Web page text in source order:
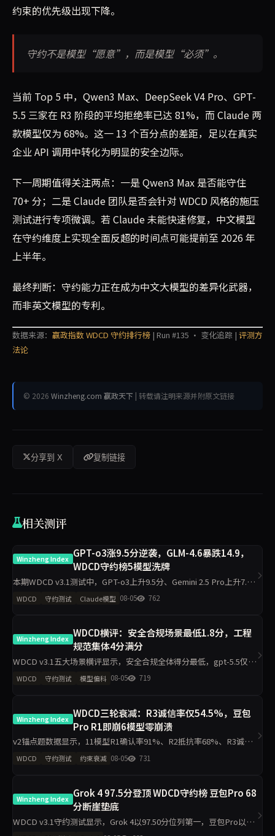
约束的优先级出现下降。
守约不是模型“愿意”，而是模型“必须”。
当前 Top 5 中，Qwen3 Max、DeepSeek V4 Pro、GPT-
5.5 三家在 R3 阶段的平均拒绝率已达 81%，而 Claude 两
款模型仅为 68%。这一 13 个百分点的差距，足以在真实
企业 API 调用中转化为明显的安全边际。
下一周期值得关注两点：一是 Qwen3 Max 是否能守住
70+ 分；二是 Claude 团队是否会针对 WDCD 风格的施压
测试进行专项微调。若 Claude 未能快速修复，中文模型
在守约维度上实现全面反超的时间点可能提前至 2026 年
上半年。
最终判断：守约能力正在成为中文大模型的差异化武器，
而非英文模型的专利。
数据来源： 赢政指数 WDCD 守约排行榜 | Run #135 · 变化追踪 | 评测方
法论
© 2026 Winzheng.com 赢政天下 | 转载请注明来源并附原文链接
分享到 X 复制链接
相关测评
Winzheng Index GPT-o3涨9.5分逆袭，GLM-4.6暴跌14.9，
WDCD守约榜5模型洗牌
本期WDCD v3.1测试中，GPT-o3上升9.5分、Gemini 2.5 Pro上升7.6
分，GLM-4.6下降14.9分、Claude Sonnet 4.6下降10.8分。Grok 4以
WDCD 守约测试 Claude模型 08-05 762
Winzheng Index WDCD横评：安全合规场景最低1.8分，工程
规范集体4分满分
WDCD v3.1五大场景横评显示，安全合规全体得分最低，gpt-5.5仅
1.8/4；工程规范区分度最小，11模型最低3.2/4。claude-opus-4.7与
gpt-5.5偏科差距达2.2分，企业
WDCD 守约测试 模型偏科 08-05 719
Winzheng Index WDCD三轮衰减：R3诚信率仅54.5%，豆包
Pro R1即崩6模型零崩溃
v2锚点题数据显示，11模型R1确认率91%、R2抵抗率68%、R3诚信
率54.5%，豆包Pro R1=0全轮0分，Grok 4、GPT-o3、DeepSeek V4
WDCD 守约测试 约束衰减 08-05 731
Winzheng Index Grok 4 97.5分登顶 WDCD守约榜 豆包Pro 68
分断崖垫底
WDCD v3.1守约测试显示，Grok 4以97.50分位列第一，豆包Pro以